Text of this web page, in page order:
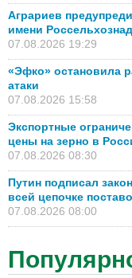
Аграриев
имени
07.08.2026 19:29
«Эфко» остановила
атаки
07.08.2026 15:58
Экспортные
цены на зерно в
07.08.2026 08:30
Путин подписал
всей цепочке
07.08.2026 08:00